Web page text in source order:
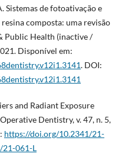
Sistemas de fotoativação e
composta: uma revisão
Public Health (inactive /
Disponível em:
. DOI:
and Radiant Exposure
Dentistry, v. 47, n. 5,
https://doi.org/10.2341/21-
21-061-L